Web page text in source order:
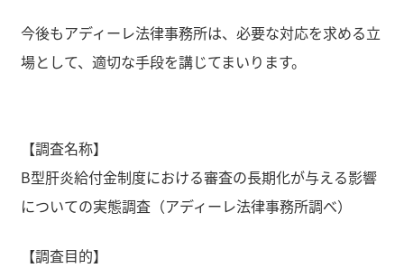
今後もアディーレ法律事務所は、必要な対応を求める立
場として、適切な手段を講じてまいります。
【調査名称】
B型肝炎給付金制度における審査の長期化が与える影響
についての実態調査（アディーレ法律事務所調べ）
【調査目的】